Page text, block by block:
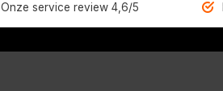
Onze service review 4,6/5